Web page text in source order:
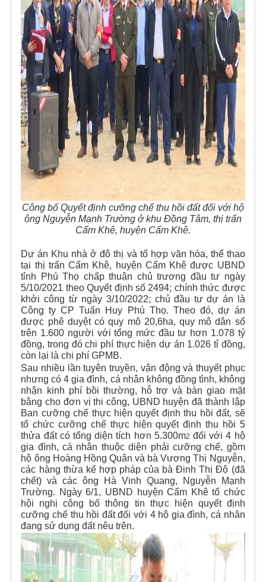
Công bố Quyết định cưỡng chế thu hồi đất đối với hộ
ông Nguyễn Mạnh Trường ở khu Đồng Tâm, thị trấn
Cẩm Khê, huyện Cẩm Khê.
Dự án Khu nhà ở đô thị và tổ hợp văn hóa, thể thao
tại thị trấn Cẩm Khê, huyện Cẩm Khê được UBND
tỉnh Phú Thọ chấp thuận chủ trương đầu tư ngày
5/10/2021 theo Quyết định số 2494; chính thức được
khởi công từ ngày 3/10/2022; chủ đầu tư dự án là
Công ty CP Tuấn Huy Phú Thọ. Theo đó, dự án
được phê duyệt có quy mô 20,6ha, quy mô dân số
trên 1.600 người với tổng mức đầu tư hơn 1.078 tỷ
đồng, trong đó chi phí thực hiện dự án 1.026 tỉ đồng,
còn lại là chi phí GPMB.
Sau nhiều lần tuyên truyền, vận động và thuyết phục
nhưng có 4 gia đình, cá nhân không đồng tình, không
nhận kinh phí bồi thường, hỗ trợ và bàn giao mặt
bằng cho đơn vị thi công, UBND huyện đã thành lập
Ban cưỡng chế thực hiện quyết định thu hồi đất, sẽ
tổ chức cưỡng chế thực hiện quyết định thu hồi 5
thửa đất có tổng diện tích hơn 5.300m2 đối với 4 hộ
gia đình, cá nhân thuộc diện phải cưỡng chế, gồm
hộ ông Hoàng Hồng Quân và bà Vương Thị Nguyễn,
các hàng thừa kế hợp pháp của bà Đinh Thị Độ (đã
chết) và các ông Hà Vinh Quang, Nguyễn Mạnh
Trường. Ngày 6/1, UBND huyện Cẩm Khê tổ chức
hội nghị công bố thông tin thực hiện quyết định
cưỡng chế thu hồi đất đối với 4 hộ gia đình, cá nhân
đang sử dụng đất nêu trên.